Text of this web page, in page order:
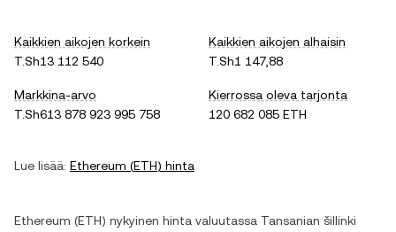
Kaikkien aikojen korkein
T.Sh13 112 540
Kaikkien aikojen alhaisin
T.Sh1 147,88
Markkina-arvo
T.Sh613 878 923 995 758
Kierrossa oleva tarjonta
120 682 085 ETH
Lue lisää: Ethereum (ETH) hinta
Ethereum (ETH) nykyinen hinta valuutassa Tansanian šillinki